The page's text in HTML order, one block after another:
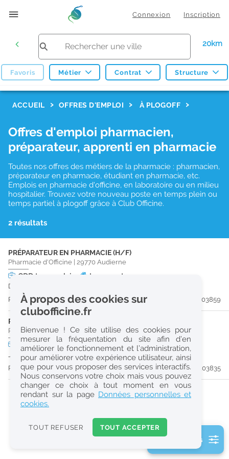
Connexion Inscription
20km
Favoris Métier Contrat Structure
Réinitialiser
Consulter les offres de la France d'outre-mer
ACCUEIL OFFRES D'EMPLOI À PLOGOFF
Offres d'emploi pharmacien,
préparateur, apprenti en pharmacie
Toutes nos offres des métiers de la pharmacie : pharmacien,
préparateur en pharmacie, étudiant en pharmacie, etc.
Emplois en pharmacie d'officine, en laboratoire ou en milieu
hospitalier. Trouvez votre nouveau poste en temps plein ou
temps partiel à plogoff grâce à Club Officine.
2 résultats
PRÉPARATEUR EN PHARMACIE (H/F)
Pharmacie d'Officine 29770 Audierne
CDD temps plein Logement
Du 11/08/26 au 19/08/26
Publiée il y a 8 jour(s)
#203859
PHARMACIEN (H/F)
Pharmacie d'Officine|29770 Audierne
CDD temps plein Logement
Jusqu'au 13/08/26
Publiée il y a 8 jour(s)
#203835
2 filtre(s) actifs
À propos des cookies sur
clubofficine.fr
Bienvenue ! Ce site utilise des cookies pour
mesurer la fréquentation du site afin d’en
améliorer le fonctionnement et l’administration,
pour améliorer votre expérience utilisateur, ainsi
que pour vous proposer des services interactifs.
Nous conservons votre choix mais vous pouvez
changer ce choix à tout moment en vous
rendant sur la page Données personnelles et
cookies.
TOUT REFUSER TOUT ACCEPTER